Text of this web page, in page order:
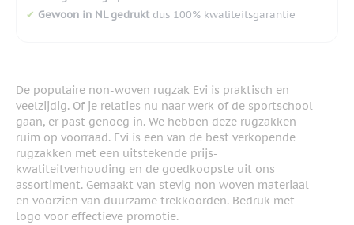
✔ Gewoon in NL gedruktdus 100% kwaliteitsgarantie
De populaire non-woven rugzak Evi is praktisch en
veelzijdig. Of je relaties nu naar werk of de sportschool
gaan, er past genoeg in. We hebben deze rugzakken
ruim op voorraad. Evi is een van de best verkopende
rugzakken met een uitstekende prijs-
kwaliteitverhouding en de goedkoopste uit ons
assortiment. Gemaakt van stevig non woven materiaal
en voorzien van duurzame trekkoorden. Bedruk met
logo voor effectieve promotie.